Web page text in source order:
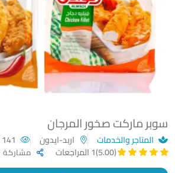
سوبر ماركت صخور المرجان
المتاجر والخدمات اربد-ايدون
(5.00)
1 المراجعات مشاركة